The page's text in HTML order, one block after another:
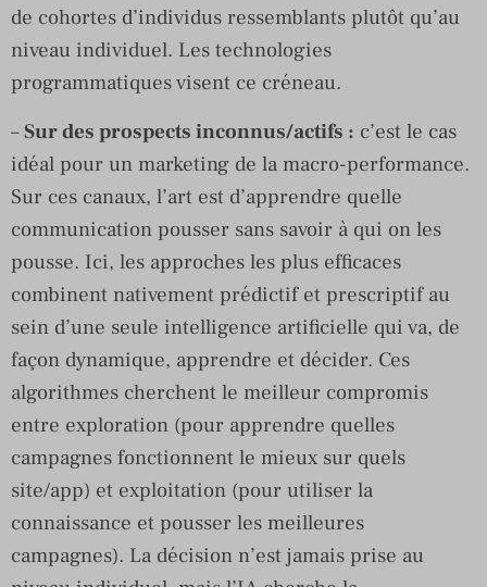
de cohortes d’individus ressemblants plutôt qu’au
niveau individuel. Les technologies
programmatiques visent ce créneau.
–Sur des prospects inconnus/actifs : c’est le cas
idéal pour un marketing de la macro-performance.
Sur ces canaux, l’art est d’apprendre quelle
communication pousser sans savoir à qui on les
pousse. Ici, les approches les plus efficaces
combinent nativement prédictif et prescriptif au
sein d’une seule intelligence artificielle qui va, de
façon dynamique, apprendre et décider. Ces
algorithmes cherchent le meilleur compromis
entre exploration (pour apprendre quelles
campagnes fonctionnent le mieux sur quels
site/app) et exploitation (pour utiliser la
connaissance et pousser les meilleures
campagnes). La décision n’est jamais prise au